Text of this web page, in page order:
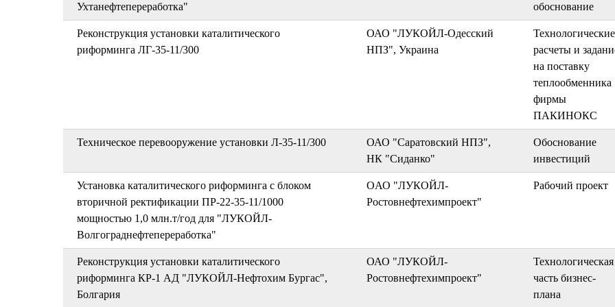
Ухтанефтепереработка" обоснование
Реконструкция установки каталитического
риформинга ЛГ-35-11/300
ОАО "ЛУКОЙЛ-Одесский
НПЗ", Украина
Технологические
расчеты и
на поставку
теплообменника
фирмы
ПАКИНОКС
Техническое перевооружение установки Л-35-11/300
ОАО "Саратовский НПЗ",
НК "Сиданко"
Обоснование
инвестиций
Установка каталитического риформинга с блоком
вторичной ректификации ПР-22-35-11/1000
мощностью 1,0 млн.т/год для "ЛУКОЙЛ-
Волгограднефтепереработка"
OАО "ЛУКОЙЛ-
Ростовнефтехимпроект"
Рабочий проект
Реконструкция установки каталитического
риформинга КР-1 АД "ЛУКОЙЛ-Нефтохим Бургас",
Болгария
ОАО "ЛУКОЙЛ-
Ростовнефтехимпроект"
Технологическая
часть бизнес-
плана